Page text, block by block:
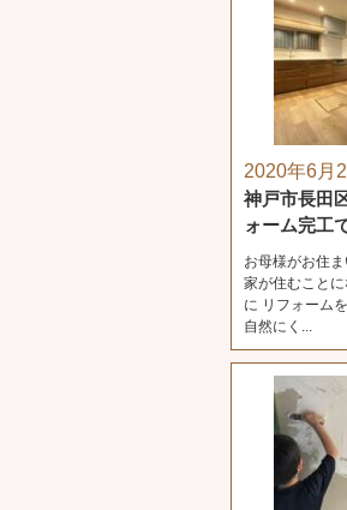
2020年6月
神戸市長田
ォーム完工
お母様がお住
家が住むこと
に リフォーム
自然にく...